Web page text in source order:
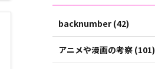
backnumber (42)
アニメや漫画の考察 (101)